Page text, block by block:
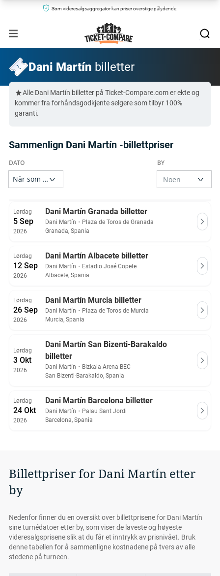
Som videresalgsaggregator kan priser overstige pålydende.
Dani Martín billetter
Alle Dani Martín billetter på Ticket-Compare.com er ekte og
kommer fra forhåndsgodkjente selgere som tilbyr 100%
garanti.
Sammenlign Dani Martín -billettpriser
Lørdag
5 Sep
2026
Dani Martín Granada billetter
Dani Martín ・ Plaza de Toros de Granada
Granada, Spania
Lørdag
12 Sep
2026
Dani Martín Albacete billetter
Dani Martín ・ Estadio José Copete
Albacete, Spania
Lørdag
26 Sep
2026
Dani Martín Murcia billetter
Dani Martín ・ Plaza de Toros de Murcia
Murcia, Spania
Lørdag
3 Okt
2026
Dani Martín San Bizenti-Barakaldo
billetter
Dani Martín ・ Bizkaia Arena BEC
San Bizenti-Barakaldo, Spania
Lørdag
24 Okt
2026
Dani Martín Barcelona billetter
Dani Martín ・ Palau Sant Jordi
Barcelona, Spania
Billettpriser for Dani Martín etter
by
Nedenfor finner du en oversikt over billettprisene for Dani Martín
sine turnédatoer etter by, som viser de laveste og høyeste
videresalgsprisene slik at du får et inntrykk av prisnivået. Bruk
denne tabellen for å sammenligne kostnadene på tvers av alle
stedene på turneen.